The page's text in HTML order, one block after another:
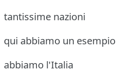
tantissime nazioni
qui abbiamo un esempio
abbiamo l'Italia